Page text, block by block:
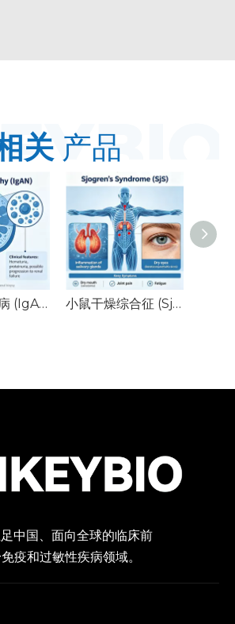
关 产品
小鼠 IgA 肾病 (IgAN) 模型 小鼠干燥综合征 (SjS) 模型
中国、面向全球的临床前
疫和过敏性疾病领域。